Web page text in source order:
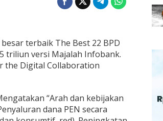
terbaik The Best 22 BPD
triliun versi Majalah Infobank.
the Digital Collaboration
“Arah dan kebijakan
dana PEN secara